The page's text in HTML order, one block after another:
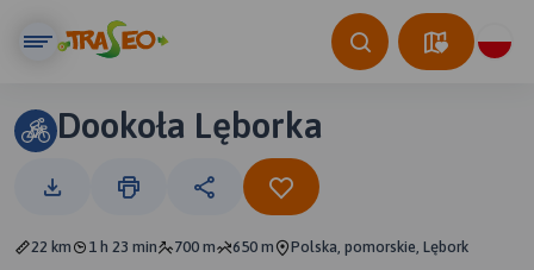
Dookoła Lęborka
22 km 1 h 23 min 700 m 650 m Polska, pomorskie, Lębork